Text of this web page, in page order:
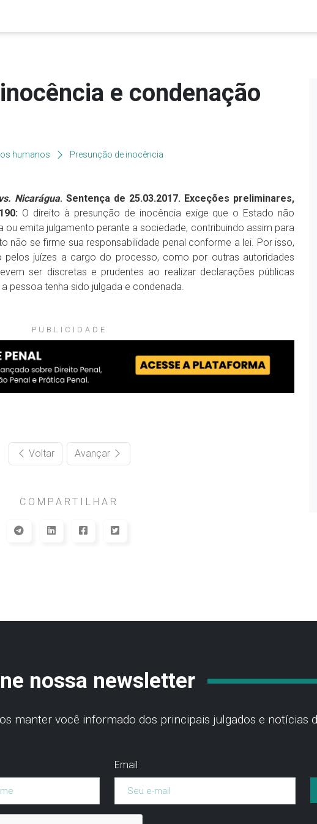
e condenação
humanos Presunção de inocência
Nicarágua. Sentença de 25.03.2017. Exceções preliminares,
O direito à presunção de inocência exige que o Estado não
emita julgamento perante a sociedade, contribuindo assim para
não se firme sua responsabilidade penal conforme a lei. Por isso,
juízes a cargo do processo, como por outras autoridades
ser discretas e prudentes ao realizar declarações públicas
pessoa tenha sido julgada e condenada.
PUBLICIDADE
Voltar Avançar
COMPARTILHAR
nossa newsletter
manter você informado dos principais julgados e notícias
Email